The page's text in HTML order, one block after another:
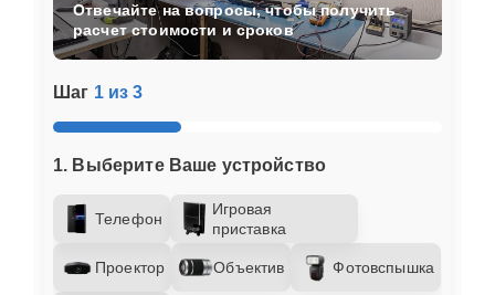
Шаг 1 из 3
1. Выберите Ваше устройство
Телефон
Игровая
приставка
Проектор Объектив Фотовспышка
Отвечайте на вопросы, чтобы получить
расчет стоимости и сроков